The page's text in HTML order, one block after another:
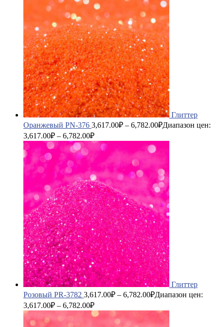
Глиттер
Оранжевый PN-376 3,617.00₽ – 6,782.00₽Диапазон цен:
3,617.00₽ – 6,782.00₽
Глиттер
Розовый PR-3782 3,617.00₽ – 6,782.00₽Диапазон цен:
3,617.00₽ – 6,782.00₽